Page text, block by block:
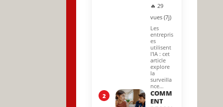
🔥 29
vues (7j)
Les
entrepris
es
utilisent
l'IA : cet
article
explore
la
surveilla
nce…
2
COMM
ENT